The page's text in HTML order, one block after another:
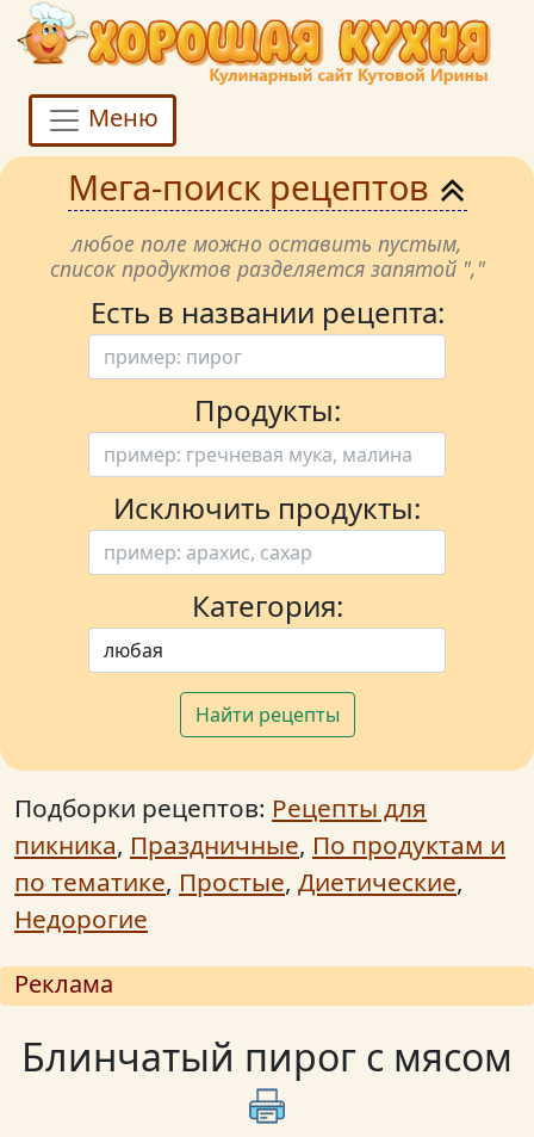
Меню
Мега-поиск рецептов
любое поле можно оставить пустым,
список продуктов разделяется запятой ","
Есть в названии рецепта:
Продукты:
Исключить продукты:
Категория:
Найти рецепты
Подборки рецептов: Рецепты для
пикника, Праздничные, По продуктам и
по тематике, Простые, Диетические,
Недорогие
Реклама
Блинчатый пирог с мясом